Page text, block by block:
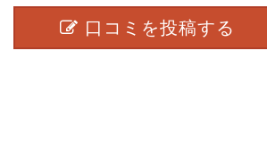
口コミを投稿する